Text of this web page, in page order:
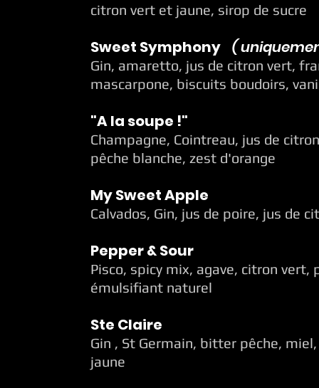
citron vert et jaune, sirop de sucre
Sweet Symphony (
Gin, amaretto, jus de citron vert,
mascarpone, biscuits boudoirs,
"A la soupe !"
Champagne, Cointreau, jus de
pêche blanche, zest d'orange
My Sweet Apple
Calvados, Gin, jus de poire, jus de
Pepper & Sour
Pisco, spicy mix, agave, citron vert,
émulsifiant naturel
Ste Claire
Gin , St Germain, bitter pêche,
jaune